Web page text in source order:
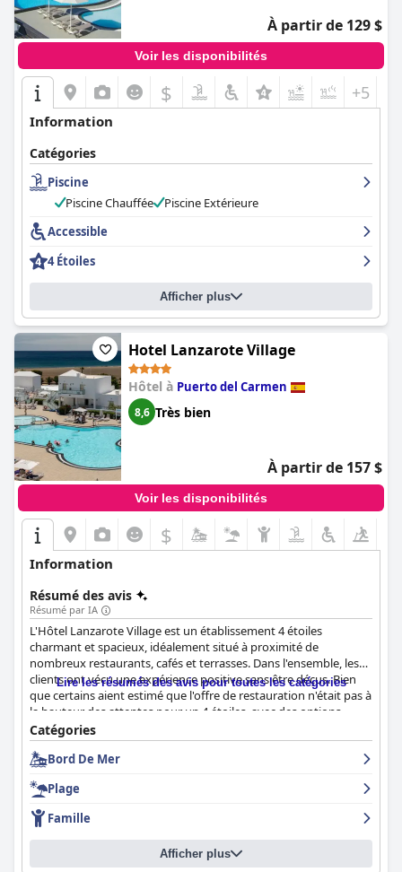
À partir de 129 $
Voir les disponibilités
$ +5
Information
Catégories
Piscine
Piscine Chauffée
Piscine Extérieure
Accessible
4 Étoiles
Afficher plus
Hotel Lanzarote Village
Hôtel à Puerto del Carmen
8,6 Très bien
À partir de 157 $
Voir les disponibilités
$
Information
Résumé des avis
Résumé par IA
L'Hôtel Lanzarote Village est un établissement 4 étoiles
charmant et spacieux, idéalement situé à proximité de
nombreux restaurants, cafés et terrasses. Dans l'ensemble, les
clients ont vécu une expérience positive sans être déçus. Bien
que certains aient estimé que l'offre de restauration n'était pas à
la hauteur des attentes pour un 4 étoiles, avec des options
limitées pour les personnes ayant des restrictions alimentaires,
les clients ont néanmoins vivement salué l'hôtel et l'ont
recommandé à d'autres.
Lire les résumés des avis pour toutes les catégories
Catégories
Bord De Mer
Plage
Famille
Afficher plus